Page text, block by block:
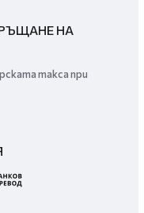
НА
такса при